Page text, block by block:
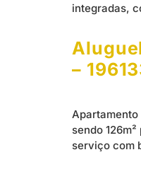
integradas,
–
Apartamento
sendo
serviço com